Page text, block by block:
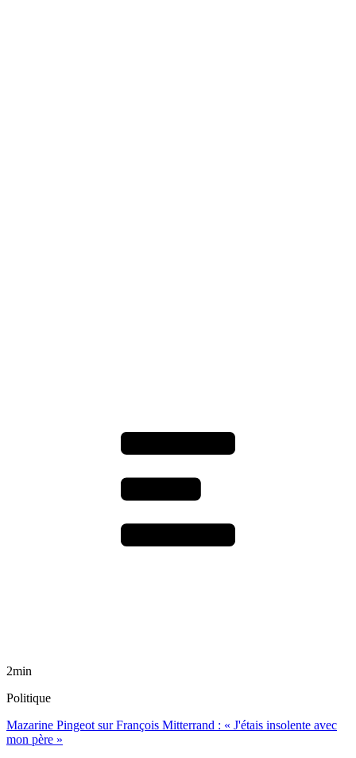
2min
Politique
Mazarine Pingeot sur François Mitterrand : « J'étais insolente avec
mon père »